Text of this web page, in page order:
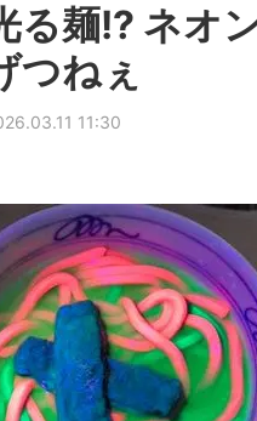
る麺!? ネオ
つねぇ
11:30